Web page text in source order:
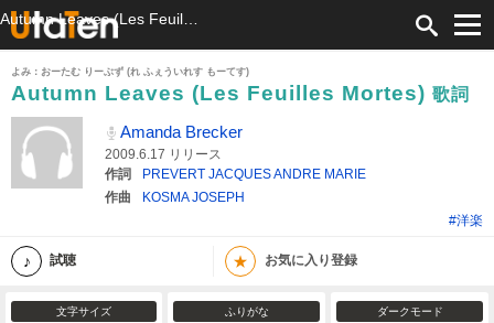
よみ：おーたむ りーぶず (れ ふぇういれす もーてす)
Autumn Leaves (Les Feuilles Mortes) 歌詞
Amanda Brecker
2009.6.17 リリース
作詞
PREVERT JACQUES ANDRE MARIE
作曲
KOSMA JOSEPH
#洋楽
試聴 ★ お気に入り登録
文字サイズ ふりがな ダークモード